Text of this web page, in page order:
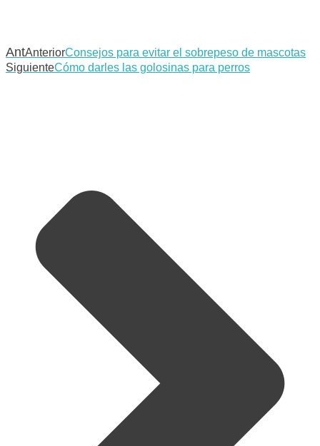
AntAnteriorConsejos para evitar el sobrepeso de mascotas
SiguienteCómo darles las golosinas para perros